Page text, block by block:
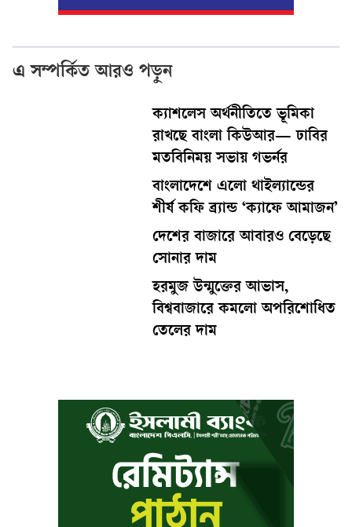
এ সম্পর্কিত আরও পড়ুন
ক্যাশলেস অর্থনীতিতে ভূমিকা
রাখছে বাংলা কিউআর— ঢাবির
মতবিনিময় সভায় গভর্নর
বাংলাদেশে এলো থাইল্যান্ডের
শীর্ষ কফি ব্র্যান্ড ‘ক্যাফে আমাজন’
দেশের বাজারে আবারও বেড়েছে
সোনার দাম
হরমুজ উন্মুক্তের আভাস,
বিশ্ববাজারে কমলো অপরিশোধিত
তেলের দাম